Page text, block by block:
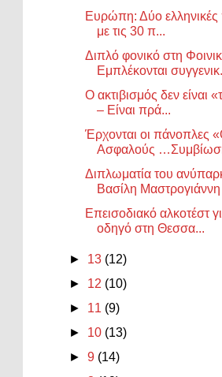
Ευρώπη: Δύο ελληνικές
με τις 30 π...
Διπλό φονικό στη
Εμπλέκονται
Ο ακτιβισμός δεν είναι
– Είναι πρά...
Έρχονται οι πάνοπλες
Ασφαλούς
Διπλωματία του
Βασίλη Μαστρογιάννη
Επεισοδιακό αλκοτέστ
οδηγό στη Θεσσα...
► 13 (12)
► 12 (10)
► 11 (9)
► 10 (13)
►9 (14)